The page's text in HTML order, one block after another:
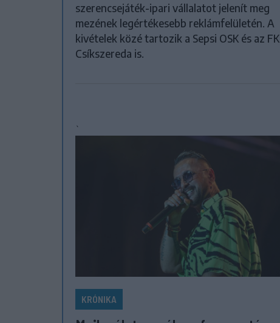
szerencsejáték-ipari vállalatot jelenít meg
mezének legértékesebb reklámfelületén. A
kivételek közé tartozik a Sepsi OSK és az FK
Csíkszereda is.
`
KRÓNIKA